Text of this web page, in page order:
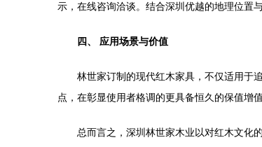
示，在线咨询洽谈。结合深圳优越的地理位置
四、 应用场景与价值
林世家订制的现代红木家具，不仅适用于
点，在彰显使用者格调的更具备恒久的保值增值
总而言之，深圳林世家木业以对红木文化